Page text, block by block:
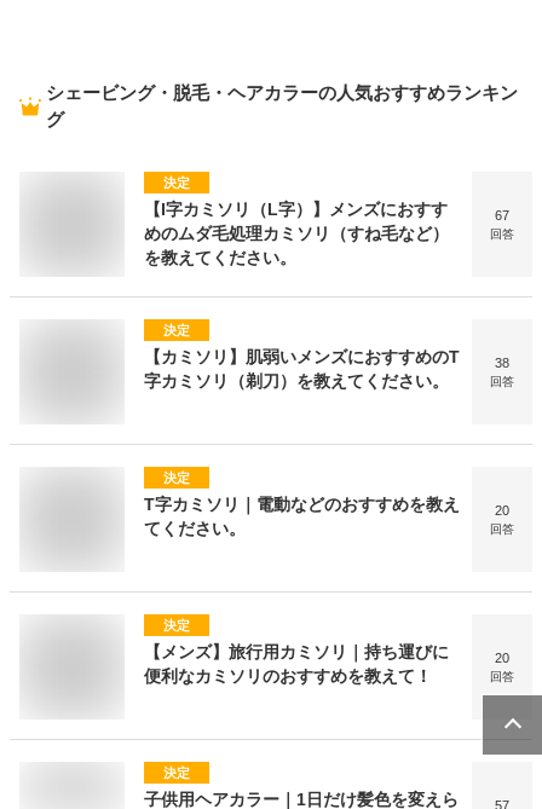
シェービング・脱毛・ヘアカラーの人気おすすめランキン
グ
決定
【I字カミソリ（L字）】メンズにおすす
めのムダ毛処理カミソリ（すね毛など）
を教えてください。
67
回答
決定
【カミソリ】肌弱いメンズにおすすめのT
字カミソリ（剃刀）を教えてください。
38
回答
決定
T字カミソリ｜電動などのおすすめを教え
てください。
20
回答
決定
【メンズ】旅行用カミソリ｜持ち運びに
便利なカミソリのおすすめを教えて！
20
回答
決定
子供用ヘアカラー｜1日だけ髪色を変えら 57